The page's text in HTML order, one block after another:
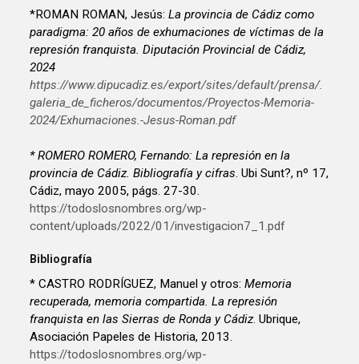
*ROMAN ROMAN, Jesús:La provincia de Cádiz como
paradigma: 20 años de exhumaciones de víctimas de la
represión franquista. Diputación Provincial de Cádiz,
2024
https://www.dipucadiz.es/export/sites/default/prensa/.
galeria_de_ficheros/documentos/Proyectos-Memoria-
2024/Exhumaciones.-Jesus-Roman.pdf
* ROMERO ROMERO, Fernando:La represión en la
provincia de Cádiz. Bibliografía y cifras. Ubi Sunt?, nº 17,
Cádiz, mayo 2005, págs. 27-30.
https://todoslosnombres.org/wp-
content/uploads/2022/01/investigacion7_1.pdf
Bibliografía
* CASTRO RODRÍGUEZ, Manuel y otros:Memoria
recuperada, memoria compartida. La represión
franquista en las Sierras de Ronda y Cádiz. Ubrique,
Asociación Papeles de Historia, 2013.
https://todoslosnombres.org/wp-